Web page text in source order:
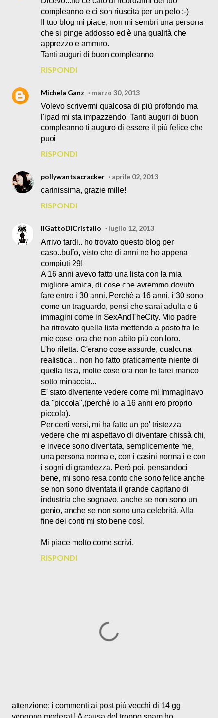
compleanno e ci son riuscita per un pelo :-)
Il tuo blog mi piace, non mi sembri una persona
che si pinge addosso ed è una qualità che
apprezzo e ammiro.
Tanti auguri di buon compleanno
RISPONDI
Michela Ganz
marzo 30, 2013
Volevo scrivermi qualcosa di più profondo ma
l'ipad mi sta impazzendo! Tanti auguri di buon
compleanno ti auguro di essere il più felice che
puoi
RISPONDI
pollywantsacracker
aprile 02, 2013
carinissima, grazie mille!
RISPONDI
IlGattoDiCristallo
luglio 12, 2013
Arrivo tardi.. ho trovato questo blog per
caso..buffo, visto che di anni ne ho appena
compiuti 29!
A 16 anni avevo fatto una lista con la mia
migliore amica, di cose che avremmo dovuto
fare entro i 30 anni. Perchè a 16 anni, i 30 sono
come un traguardo, pensi che sarai adulta e ti
immagini come in SexAndTheCity. Mio padre
ha ritrovato quella lista mettendo a posto fra le
mie cose, ora che non abito più con loro.
L'ho riletta. C'erano cose assurde, qualcuna
realistica... non ho fatto praticamente niente di
quella lista, molte cose ora non le farei manco
sotto minaccia...
E' stato divertente vedere come mi immaginavo
da "piccola",(perchè io a 16 anni ero proprio
piccola).
Per certi versi, mi ha fatto un po' tristezza
vedere che mi aspettavo di diventare chissà chi,
e invece sono diventata, semplicemente me,
una persona normale, con i casini normali e con
i sogni di grandezza. Però poi, pensandoci
bene, mi sono resa conto che sono felice anche
se non sono diventata il grande capitano di
industria che sognavo, anche se non sono un
genio, anche se non sono una celebrità. Alla
fine dei conti mi sto bene così.
Mi piace molto come scrivi.
RISPONDI
P
o
attenzione: i commenti ai post più vecchi di 14 gg
vengono moderati! A causa del troppo spam ho